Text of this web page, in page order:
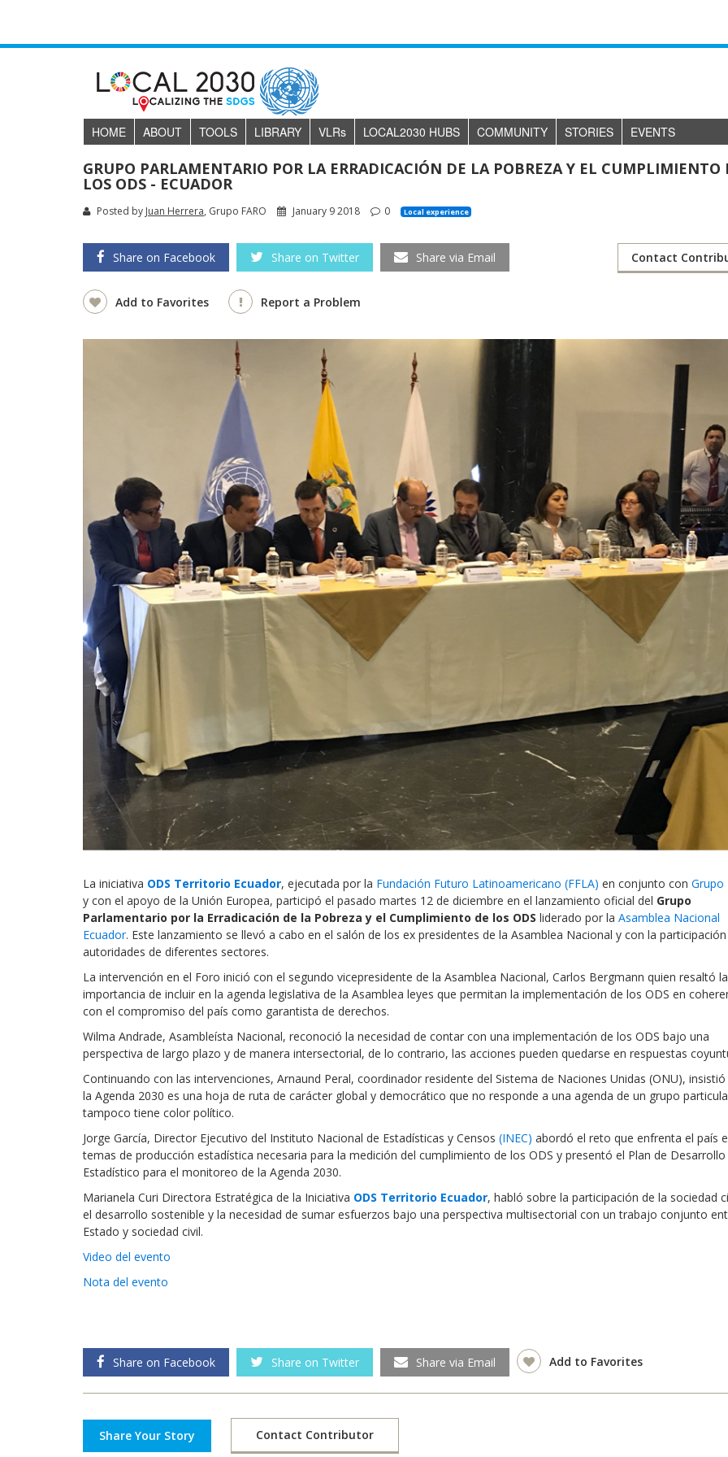
HOME ABOUT TOOLS LIBRARY VLRs LOCAL2030 HUBS COMMUNITY STORIES EVENTS
GRUPO PARLAMENTARIO POR LA ERRADICACIÓN DE LA POBREZA Y EL CUMPLIMIENTO
LOS ODS - ECUADOR
Posted by Juan Herrera, Grupo FARO January 9 2018 0 Local experience
Share on Facebook Share on Twitter Share via Email Contact
Add to Favorites Report a Problem
La iniciativa ODS Territorio Ecuador, ejecutada por la Fundación Futuro Latinoamericano (FFLA) en conjunto con Grupo
y con el apoyo de la Unión Europea, participó el pasado martes 12 de diciembre en el lanzamiento oficial del Grupo
Parlamentario por la Erradicación de la Pobreza y el Cumplimiento de los ODS liderado por la Asamblea Nacional
Ecuador. Este lanzamiento se llevó a cabo en el salón de los ex presidentes de la Asamblea Nacional y con la
autoridades de diferentes sectores.
La intervención en el Foro inició con el segundo vicepresidente de la Asamblea Nacional, Carlos Bergmann quien resaltó la
importancia de incluir en la agenda legislativa de la Asamblea leyes que permitan la implementación de los ODS en
con el compromiso del país como garantista de derechos.
Wilma Andrade, Asambleísta Nacional, reconoció la necesidad de contar con una implementación de los ODS bajo una
perspectiva de largo plazo y de manera intersectorial, de lo contrario, las acciones pueden quedarse en respuestas
Continuando con las intervenciones, Arnaund Peral, coordinador residente del Sistema de Naciones Unidas (ONU), insistió
la Agenda 2030 es una hoja de ruta de carácter global y democrático que no responde a una agenda de un grupo
tampoco tiene color político.
Jorge García, Director Ejecutivo del Instituto Nacional de Estadísticas y Censos (INEC) abordó el reto que enfrenta el país
temas de producción estadística necesaria para la medición del cumplimiento de los ODS y presentó el Plan de Desarrollo
Estadístico para el monitoreo de la Agenda 2030.
Marianela Curi Directora Estratégica de la Iniciativa ODS Territorio Ecuador, habló sobre la participación de la sociedad
el desarrollo sostenible y la necesidad de sumar esfuerzos bajo una perspectiva multisectorial con un trabajo conjunto
Estado y sociedad civil.
Video del evento
Nota del evento
Share on Facebook Share on Twitter Share via Email Add to Favorites
Share Your Story Contact Contributor
Resident